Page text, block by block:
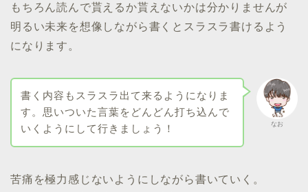
もちろん読んで貰えるか貰えないかは分かりませんが
明るい未来を想像しながら書くとスラスラ書けるよう
になります。
なお
書く内容もスラスラ出て来るようになりま
す。思いついた言葉をどんどん打ち込んで
いくようにして行きましょう！
苦痛を極力感じないようにしながら書いていく。